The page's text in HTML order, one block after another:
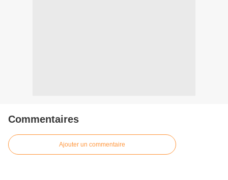
Commentaires
Ajouter un commentaire